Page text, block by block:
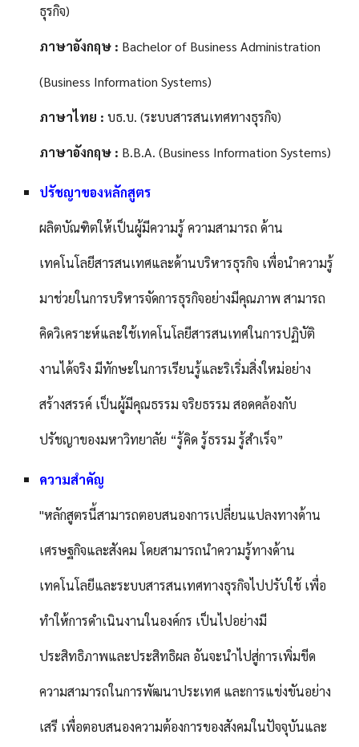
ธุรกิจ)
ภาษาอังกฤษ : Bachelor of Business Administration
(Business Information Systems)
ภาษาไทย :บธ.บ. (ระบบสารสนเทศทางธุรกิจ)
ภาษาอังกฤษ : B.B.A. (Business Information Systems)
ปรัชญาของหลักสูตร
ผลิตบัณฑิตให้เป็นผู้มีความรู้ ความสามารถ ด้าน
เทคโนโลยีสารสนเทศและด้านบริหารธุรกิจ เพื่อนำความรู้
มาช่วยในการบริหารจัดการธุรกิจอย่างมีคุณภาพ สามารถ
คิดวิเคราะห์และใช้เทคโนโลยีสารสนเทศในการปฏิบัติ
งานได้จริง มีทักษะในการเรียนรู้และริเริ่มสิ่งใหม่อย่าง
สร้างสรรค์ เป็นผู้มีคุณธรรม จริยธรรม สอดคล้องกับ
ปรัชญาของมหาวิทยาลัย “รู้คิด รู้ธรรม รู้สำเร็จ”
ความสำคัญ
"หลักสูตรนี้สามารถตอบสนองการเปลี่ยนแปลงทางด้าน
เศรษฐกิจและสังคม โดยสามารถนำความรู้ทางด้าน
เทคโนโลยีและระบบสารสนเทศทางธุรกิจไปปรับใช้ เพื่อ
ทำให้การดำเนินงานในองค์กร เป็นไปอย่างมี
ประสิทธิภาพและประสิทธิผล อันจะนำไปสู่การเพิ่มขีด
ความสามารถในการพัฒนาประเทศ และการแข่งขันอย่าง
เสรี เพื่อตอบสนองความต้องการของสังคมในปัจจุบันและ